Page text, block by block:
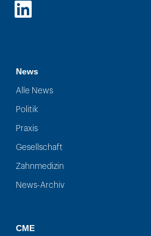
LinkedIn
News
Alle News
Politik
Praxis
Gesellschaft
Zahnmedizin
News-Archiv
CME